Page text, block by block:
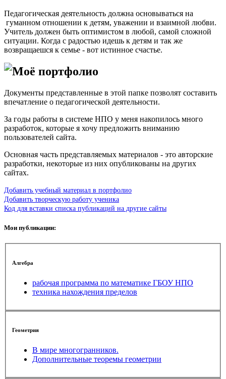
Педагогическая деятельность должна основываться на
гуманном отношении к детям, уважении и взаимной любви.
Учитель должен быть оптимистом в любой, самой сложной
ситуации. Когда с радостью идешь к детям и так же
возвращаешся к семье - вот истинное счастье.
Моё портфолио
Документы представленные в этой папке позволят составить
впечатление о педагогической деятельности.
За годы работы в системе НПО у меня накопилось много
разработок, которые я хочу предложить вниманию
пользователей сайта.
Основная часть представляемых материалов - это авторские
разработки, некоторые из них опубликованы на других
сайтах.
Добавить учебный материал в портфолио
Добавить творческую работу ученика
Код для вставки списка публикаций на другие сайты
Мои публикации:
Алгебра
рабочая программа по математике ГБОУ НПО
техника нахождения пределов
Геометрия
В мире многогранников.
Дополнительные теоремы геометрии